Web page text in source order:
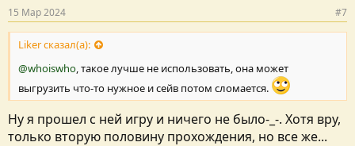
15 Мар 2024 #7
Liker сказал(а):
@whoiswho , такое лучше не использовать, она может
выгрузить что-то нужное и сейв потом сломается.
Ну я прошел с ней игру и ничего не было-_-. Хотя вру,
только вторую половину прохождения, но все же...